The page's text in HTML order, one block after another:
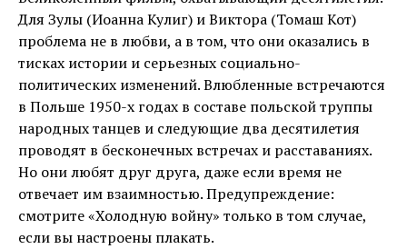
Для Зулы (Иоанна Кулиг) и Виктора (Томаш Кот)
проблема не в любви, а в том, что они оказались в
тисках истории и серьезных социально-
политических изменений. Влюбленные встречаются
в Польше 1950-х годах в составе польской труппы
народных танцев и следующие два десятилетия
проводят в бесконечных встречах и расставаниях.
Но они любят друг друга, даже если время не
отвечает им взаимностью. Предупреждение:
смотрите «Холодную войну» только в том случае,
если вы настроены плакать.